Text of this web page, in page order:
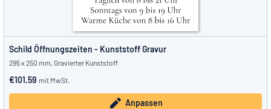
Schild Öffnungszeiten - Kunststoff Gravur
295 x 250 mm, Gravierter Kunststoff
€101.59 mit MwSt.
Anpassen